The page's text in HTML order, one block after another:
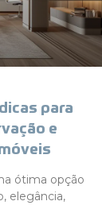
para
e
ótima opção
elegância,